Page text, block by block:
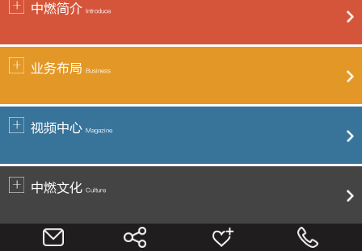
中燃简介 Introduce
业务布局 Business
视频中心 Magazine
中燃文化 Culture